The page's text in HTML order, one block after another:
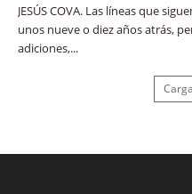
JESÚS COVA. Las líneas que
unos nueve o diez años atrás,
adiciones,...